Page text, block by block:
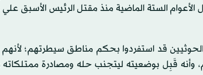
الستة الماضية منذ مقتل الرئيس الأسبق علي
قد استفردوا بحكم مناطق سيطرتهم؛
قَبِل بوضعيته ليتجنب حله ومصادرة ممتلكاته